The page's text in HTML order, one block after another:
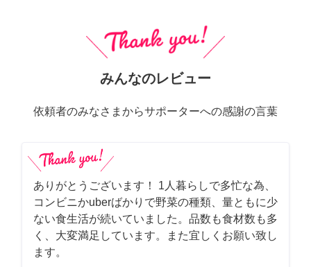
みんなのレビュー
依頼者のみなさまからサポーターへの感謝の言葉
ありがとうございます！ 1人暮らしで多忙な為、
コンビニかuberばかりで野菜の種類、量ともに少
ない食生活が続いていました。品数も食材数も多
く、大変満足しています。また宜しくお願い致し
ます。